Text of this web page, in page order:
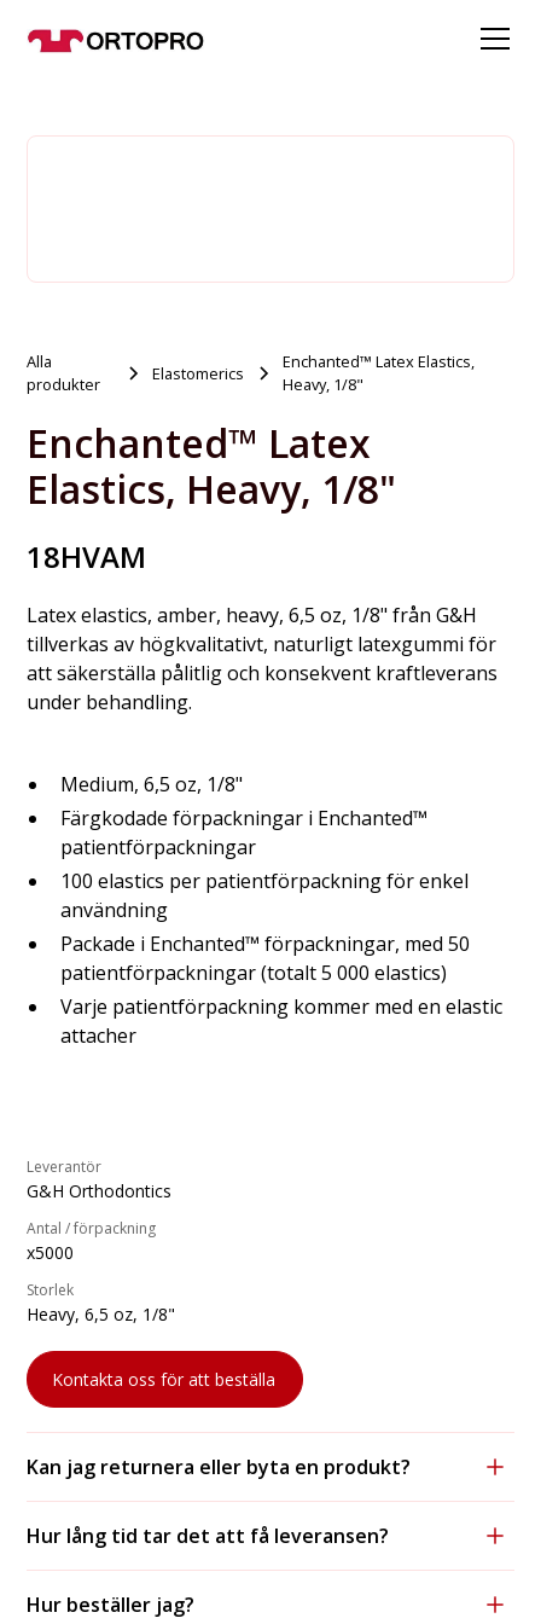
Alla
produkter
Elastomerics
Enchanted™ Latex Elastics,
Heavy, 1/8"
Enchanted™ Latex
Elastics, Heavy, 1/8"
18HVAM
Latex elastics, amber, heavy, 6,5 oz, 1/8" från G&H
tillverkas av högkvalitativt, naturligt latexgummi för
att säkerställa pålitlig och konsekvent kraftleverans
under behandling.
Medium, 6,5 oz, 1/8"
Färgkodade förpackningar i Enchanted™
patientförpackningar
100 elastics per patientförpackning för enkel
användning
Packade i Enchanted™ förpackningar, med 50
patientförpackningar (totalt 5 000 elastics)
Varje patientförpackning kommer med en elastic
attacher
Leverantör
G&H Orthodontics
Antal / förpackning
x5000
Storlek
Heavy, 6,5 oz, 1/8"
Kontakta oss för att beställa
Kan jag returnera eller byta en produkt?
produkten är oanvänd och i originalförpackning.
Hur lång tid tar det att få leveransen?
arbetsdagar med DHL och 2-3 dagar med postnord.
Hur beställer jag?